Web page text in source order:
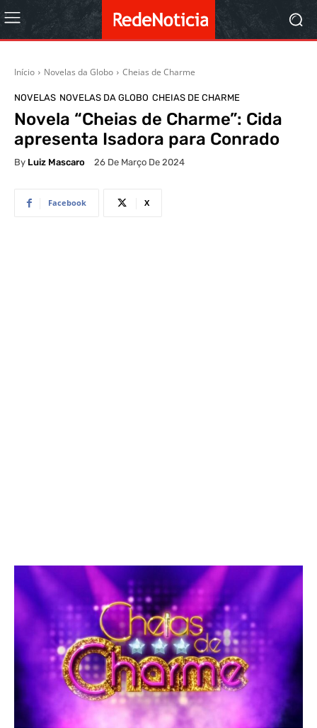
Início Novelas da Globo Cheias de Charme
NOVELAS NOVELAS DA GLOBO CHEIAS DE CHARME
Novela “Cheias de Charme”: Cida
apresenta Isadora para Conrado
By Luiz Mascaro 26 De Março De 2024
Facebook X